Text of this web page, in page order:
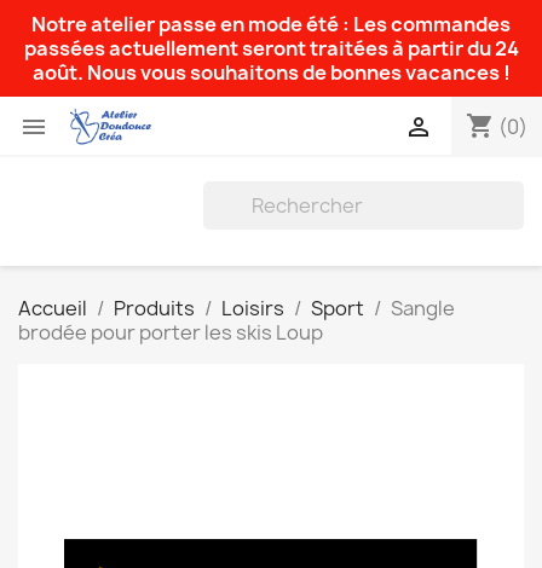
Notre atelier passe en mode été : Les commandes
passées actuellement seront traitées à partir du 24
août. Nous vous souhaitons de bonnes vacances !
 shopping_cart (0)

Accueil Produits Loisirs Sport
Sangle
brodée pour porter les skis Loup